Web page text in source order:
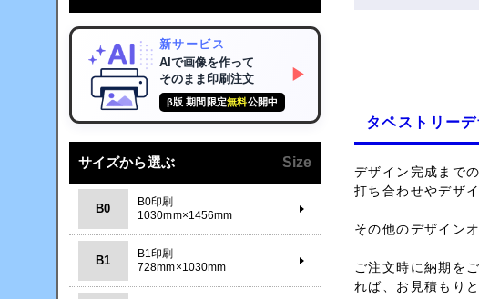
タペストリー
デザイン完成まで
打ち合わせやデザ
その他のデザイン
ご注文時に納期を
れば、お見積もり
新サービス
AIで画像を作って
そのまま印刷注文
β版 期間限定無料公開中
▶
サイズから選ぶ Size
B0
B0印刷
1030mm×1456mm
B1
B1印刷
728mm×1030mm